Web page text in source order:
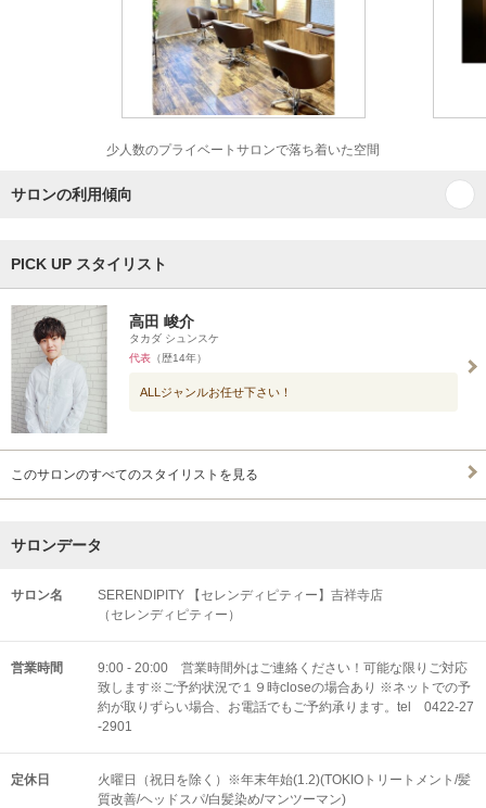
少人数のプライベートサロンで落ち着いた空間
サロンの利用傾向
PICK UP スタイリスト
高田 峻介
タカダ シュンスケ
代表 （歴14年）
ALLジャンルお任せ下さい！
このサロンのすべてのスタイリストを見る
サロンデータ
サロン名
SERENDIPITY 【セレンディピティー】吉祥寺店
（セレンディピティー）
営業時間
9:00 - 20:00 営業時間外はご連絡ください！可能な限りご対応
致します※ご予約状況で１９時closeの場合あり ※ネットでの予
約が取りずらい場合、お電話でもご予約承ります。tel 0422-27
-2901
定休日
火曜日（祝日を除く）※年末年始(1.2)(TOKIOトリートメント/髪
質改善/ヘッドスパ/白髪染め/マンツーマン)